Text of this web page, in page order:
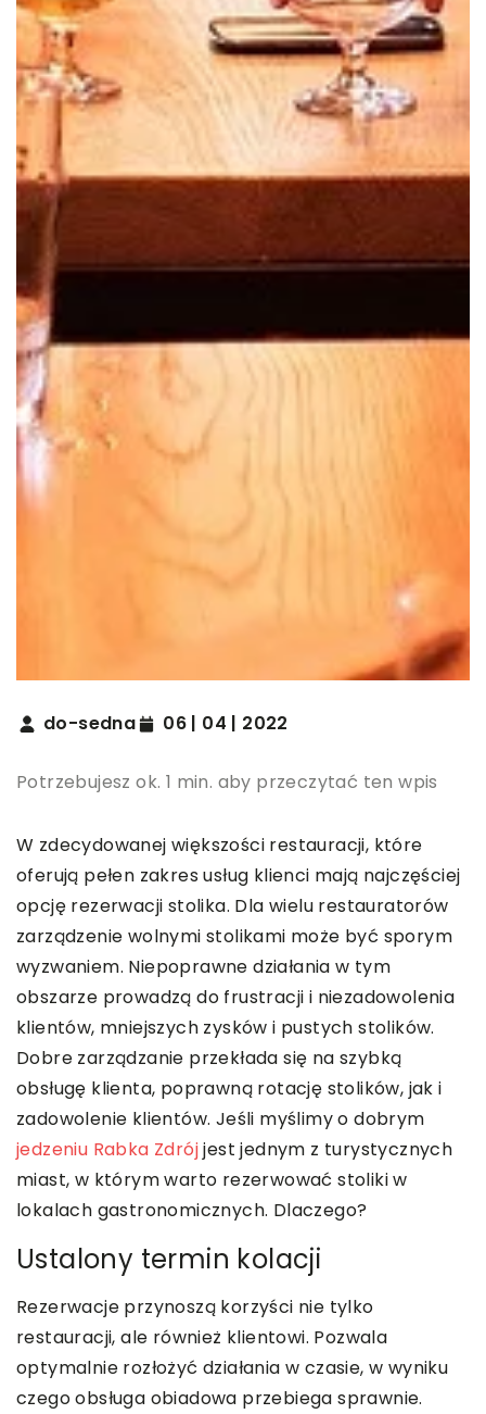
do-sedna 06 | 04 | 2022
Potrzebujesz ok. 1 min. aby przeczytać ten wpis
W zdecydowanej większości restauracji, które
oferują pełen zakres usług klienci mają najczęściej
opcję rezerwacji stolika. Dla wielu restauratorów
zarządzenie wolnymi stolikami może być sporym
wyzwaniem. Niepoprawne działania w tym
obszarze prowadzą do frustracji i niezadowolenia
klientów, mniejszych zysków i pustych stolików.
Dobre zarządzanie przekłada się na szybką
obsługę klienta, poprawną rotację stolików, jak i
zadowolenie klientów. Jeśli myślimy o dobrym
jedzeniu Rabka Zdrójjest jednym z turystycznych
miast, w którym warto rezerwować stoliki w
lokalach gastronomicznych. Dlaczego?
Ustalony termin kolacji
Rezerwacje przynoszą korzyści nie tylko
restauracji, ale również klientowi. Pozwala
optymalnie rozłożyć działania w czasie, w wyniku
czego obsługa obiadowa przebiega sprawnie.